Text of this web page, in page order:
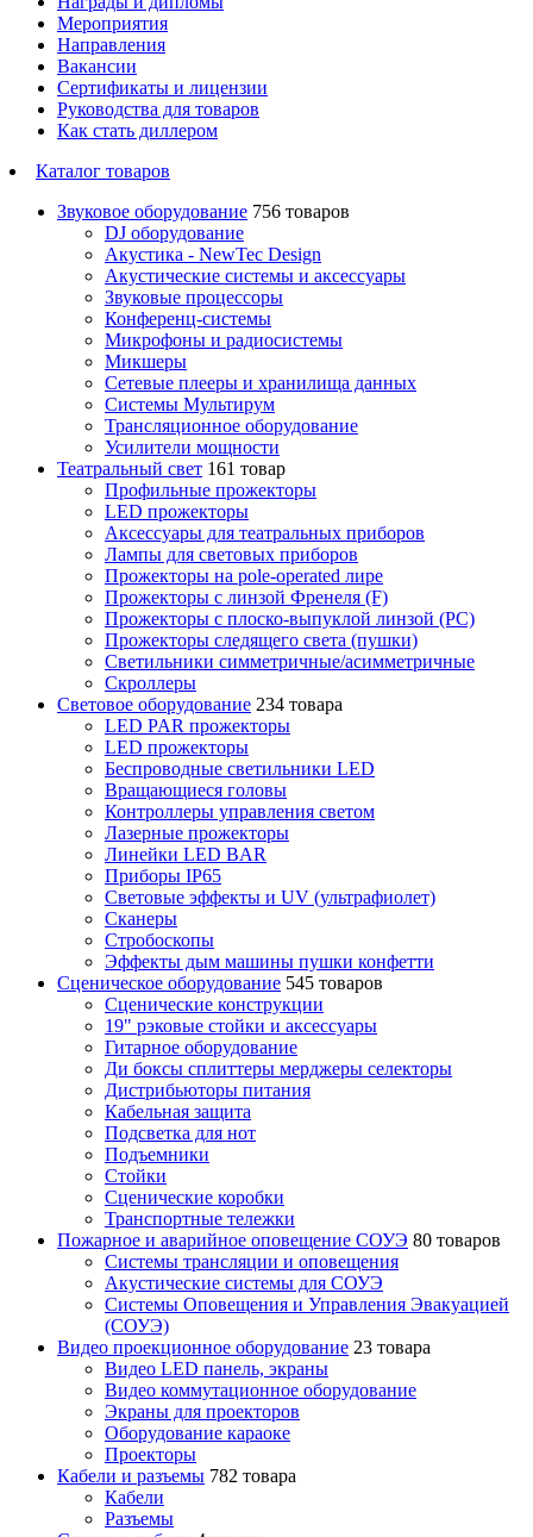
Мероприятия
Направления
Вакансии
Сертификаты и лицензии
Руководства для товаров
Как стать диллером
Каталог товаров
Звуковое оборудование 756 товаров
DJ оборудование
Акустика - NewTec Design
Акустические системы и аксессуары
Звуковые процессоры
Конференц-системы
Микрофоны и радиосистемы
Микшеры
Сетевые плееры и хранилища данных
Системы Мультирум
Трансляционное оборудование
Усилители мощности
Театральный свет 161 товар
Профильные прожекторы
LED прожекторы
Аксессуары для театральных приборов
Лампы для световых приборов
Прожекторы на pole-operated лире
Прожекторы с линзой Френеля (F)
Прожекторы с плоско-выпуклой линзой (PC)
Прожекторы следящего света (пушки)
Светильники симметричные/асимметричные
Скроллеры
Световое оборудование 234 товара
LED PAR прожекторы
LED прожекторы
Беспроводные светильники LED
Вращающиеся головы
Контроллеры управления светом
Лазерные прожекторы
Линейки LED BAR
Приборы IP65
Световые эффекты и UV (ультрафиолет)
Сканеры
Стробоскопы
Эффекты дым машины пушки конфетти
Сценическое оборудование 545 товаров
Сценические конструкции
19" рэковые стойки и аксесcуары
Гитарное оборудование
Ди боксы сплиттеры мерджеры селекторы
Дистрибьюторы питания
Кабельная защита
Подсветка для нот
Подъемники
Стойки
Сценические коробки
Транспортные тележки
Пожарное и аварийное оповещение СОУЭ 80 товаров
Cистемы трансляции и оповещения
Акустические системы для СОУЭ
Системы Оповещения и Управления Эвакуацией
(СОУЭ)
Видео проекционное оборудование 23 товара
Видео LED панель, экраны
Видео коммутационное оборудование
Экраны для проекторов
Оборудование караоке
Проекторы
Кабели и разъемы 782 товара
Кабели
Разъемы